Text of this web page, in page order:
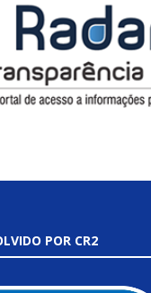
POR CR2